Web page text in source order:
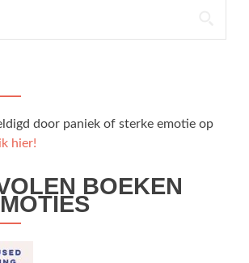
door paniek of sterke emotie op
hier!
BOEKEN